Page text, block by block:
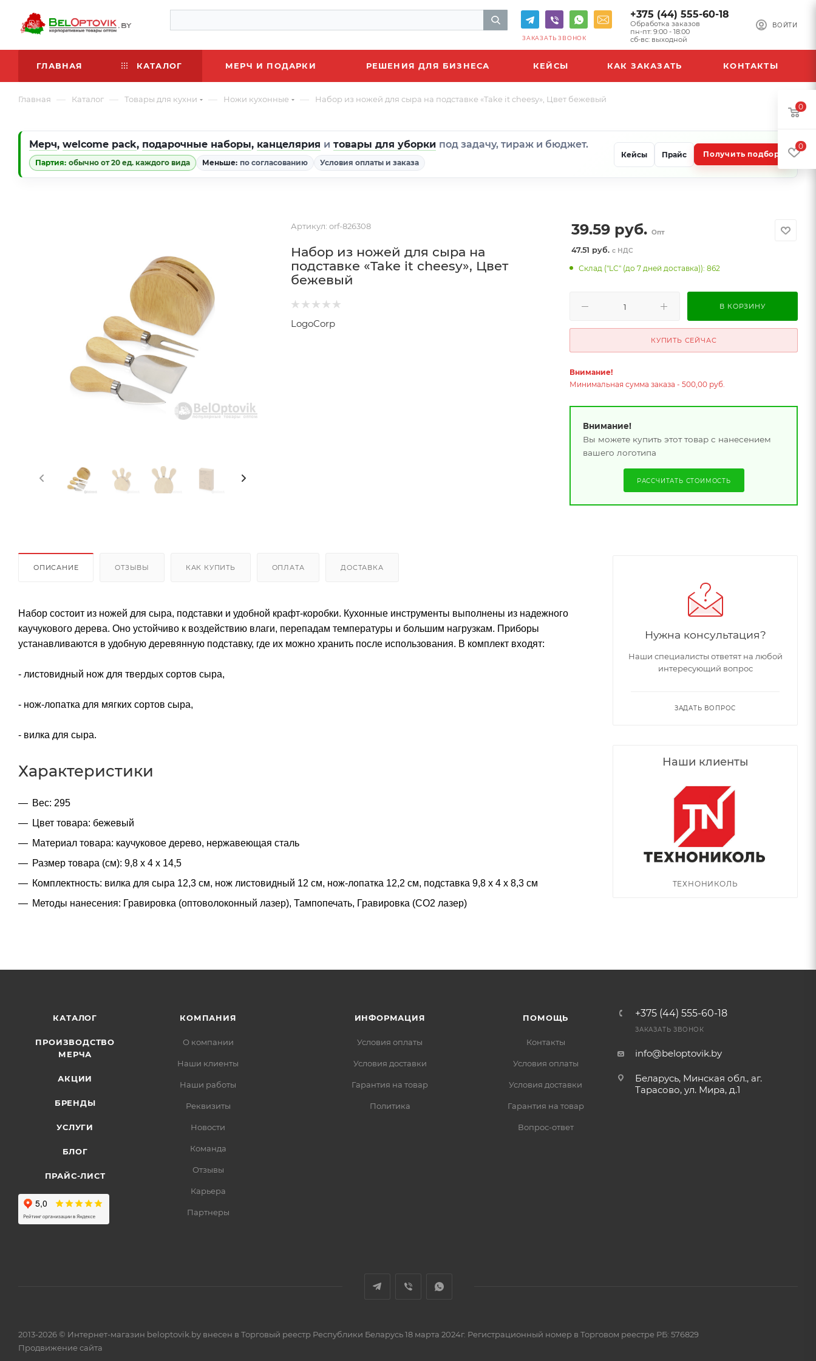
ВОЙТИ
+375 (44) 555-60-18
Обработка заказов
пн-пт: 9:00 - 18:00
сб-вс: выходной
ЗАКАЗАТЬ ЗВОНОК
ГЛАВНАЯ КАТАЛОГ МЕРЧ И ПОДАРКИ РЕШЕНИЯ ДЛЯ БИЗНЕСА КЕЙСЫ КАК ЗАКАЗАТЬ КОНТАКТЫ
Главная — Каталог — Товары для кухни — Ножи кухонные — Набор из ножей для сыра на подставке «Take it cheesy», Цвет бежевый
Мерч, welcome pack, подарочные наборы, канцелярия и товары для уборки под задачу, тираж и бюджет.
Партия: обычно от 20 ед. каждого вида Меньше: по согласованию Условия оплаты и заказа
Кейсы Прайс Получить подбор
Артикул: orf-826308
Набор из ножей для сыра на
подставке «Take it cheesy», Цвет
бежевый
LogoCorp
39.59 руб. Опт
47.51 руб.с НДС
Склад ("LC" (до 7 дней доставка)): 862
В КОРЗИНУ
КУПИТЬ СЕЙЧАС
Внимание!
Минимальная сумма заказа - 500,00 руб.
Внимание!
Вы можете купить этот товар с нанесением
вашего логотипа
РАССЧИТАТЬ СТОИМОСТЬ
ОПИСАНИЕ ОТЗЫВЫ КАК КУПИТЬ ОПЛАТА ДОСТАВКА
Набор состоит из ножей для сыра, подставки и удобной крафт-коробки. Кухонные инструменты выполнены из надежного
каучукового дерева. Оно устойчиво к воздействию влаги, перепадам температуры и большим нагрузкам. Приборы
устанавливаются в удобную деревянную подставку, где их можно хранить после использования. В комплект входят:
- листовидный нож для твердых сортов сыра,
- нож-лопатка для мягких сортов сыра,
- вилка для сыра.
Характеристики
Вес: 295
Цвет товара: бежевый
Материал товара: каучуковое дерево, нержавеющая сталь
Размер товара (см): 9,8 х 4 х 14,5
Комплектность: вилка для сыра 12,3 см, нож листовидный 12 см, нож-лопатка 12,2 см, подставка 9,8 х 4 х 8,3 см
Методы нанесения: Гравировка (оптоволоконный лазер), Тампопечать, Гравировка (CO2 лазер)
Нужна консультация?
Наши специалисты ответят на любой
интересующий вопрос
ЗАДАТЬ ВОПРОС
Наши клиенты
ТЕХНОНИКОЛЬ
КАТАЛОГ
ПРОИЗВОДСТВО
МЕРЧА
АКЦИИ
БРЕНДЫ
УСЛУГИ
БЛОГ
ПРАЙС-ЛИСТ
КОМПАНИЯ
О компании
Наши клиенты
Наши работы
Реквизиты
Новости
Команда
Отзывы
Карьера
Партнеры
ИНФОРМАЦИЯ
Условия оплаты
Условия доставки
Гарантия на товар
Политика
ПОМОЩЬ
Контакты
Условия оплаты
Условия доставки
Гарантия на товар
Вопрос-ответ
+375 (44) 555-60-18
ЗАКАЗАТЬ ЗВОНОК
info@beloptovik.by
Беларусь, Минская обл., аг.
Тарасово, ул. Мира, д.1
2013-2026 © Интернет-магазин beloptovik.by внесен в Торговый реестр Республики Беларусь 18 марта 2024г. Регистрационный номер в Торговом реестре РБ: 576829
Продвижение сайта
0
0